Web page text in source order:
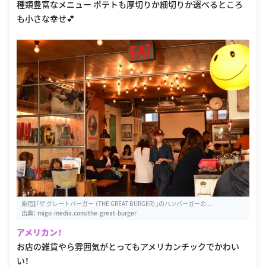
種類豊富なメニュー ポテトも厚切りか細切りか選べるところ
も小さな幸せ💕
原宿】「ザ グレートバーガー （THE GREAT BURGER）」のハンバーガーの ...
出典： migo-media.com/the-great-burger
アメリカン！
お店の雑貨やら雰囲気がとってもアメリカンチックでかわい
い！